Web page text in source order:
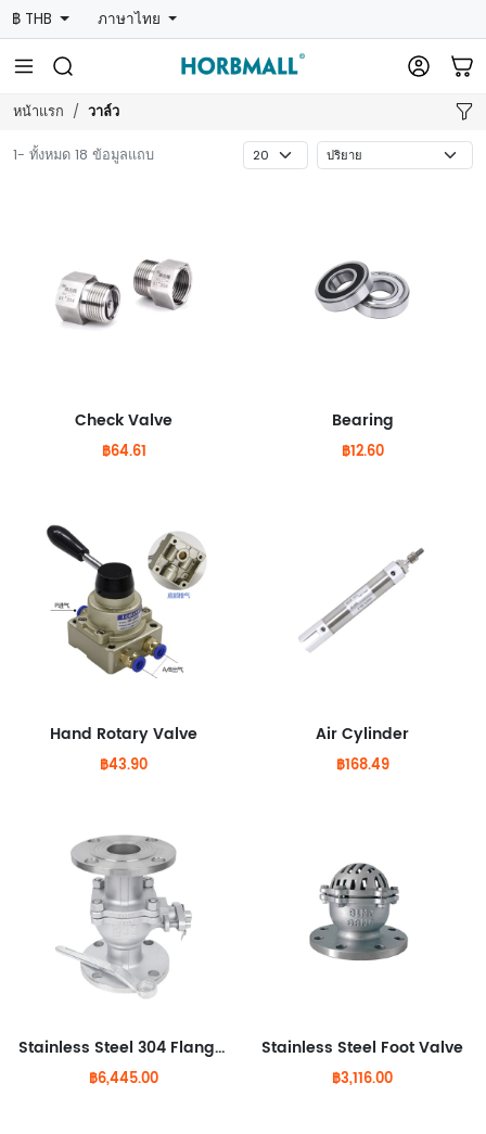
฿ THB ภาษาไทย
หน้าแรก วาล์ว
1- ทั้งหมด 18 ข้อมูลแถบ
Check Valve
฿64.61
Bearing
฿12.60
Hand Rotary Valve
฿43.90
Air Cylinder
฿168.49
Stainless Steel 304 Flange Ball Valve
฿6,445.00
Stainless Steel Foot Valve
฿3,116.00